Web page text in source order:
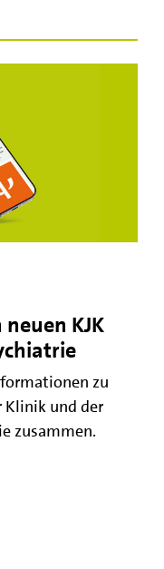
KJK
zu
Klinik und der
zusammen.